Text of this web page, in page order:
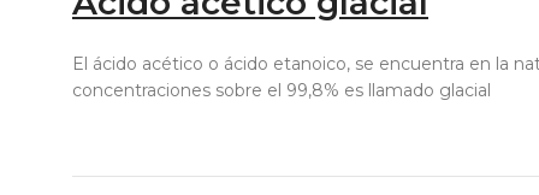
El ácido acético o ácido etanoico, se encuentra en la
concentraciones sobre el 99,8% es llamado glacial